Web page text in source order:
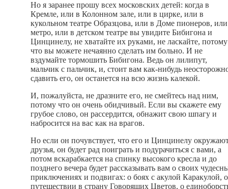
Но я заранее прошу всех московских детей: когда в
Кремле, или в Колонном зале, или в цирке, или в
кукольном театре Образцова, или в Доме пионеров,
метро, или в детском театре вы увидите Бибигона и
Цинцинелу, не хватайте их руками, не ласкайте, потому
что вы можете нечаянно сделать им больно. И не
вздумайте тормошить Бибигона. Ведь он лилипут,
мальчик с пальчик, и, стоит вам как-нибудь
сдавить его, он останется на всю жизнь калекой.
И, пожалуйста, не дразните его, не смейтесь над ним,
потому что он очень обидчивый. Если вы скажете ему
грубое слово, он рассердится, обнажит свою шпагу и
набросится на вас как на врагов.
Но если он почувствует, что его и Цинцинелу
друзья, он будет рад поиграть и подурачиться с вами, а
потом вскарабкается на спинку высокого кресла и до
позднего вечера будет рассказывать вам о своих
приключениях и подвигах: о боях с акулой Каракулой, о
путешествии в страну Говорящих Цветов, о